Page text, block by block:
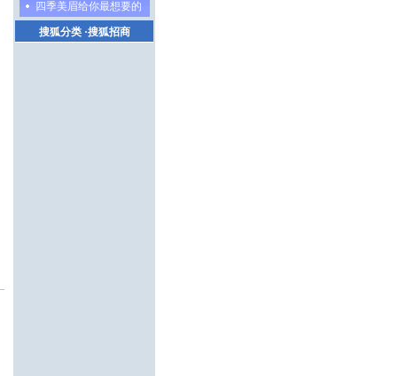
四季美眉给你最想要的
搜狐分类·搜狐招商